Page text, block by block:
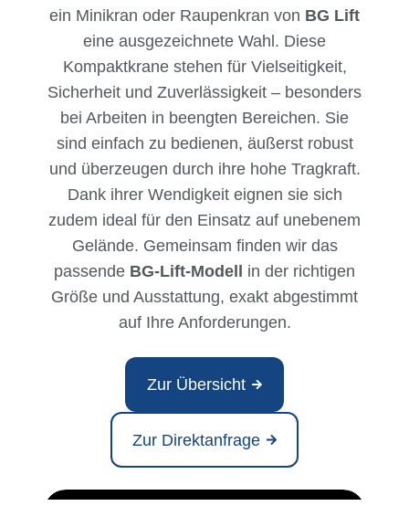
ein Minikran oder Raupenkran von BG Lift
eine ausgezeichnete Wahl. Diese
Kompaktkrane stehen für Vielseitigkeit,
Sicherheit und Zuverlässigkeit – besonders
bei Arbeiten in beengten Bereichen. Sie
sind einfach zu bedienen, äußerst robust
und überzeugen durch ihre hohe Tragkraft.
Dank ihrer Wendigkeit eignen sie sich
zudem ideal für den Einsatz auf unebenem
Gelände. Gemeinsam finden wir das
passende BG-Lift-Modell in der richtigen
Größe und Ausstattung, exakt abgestimmt
auf Ihre Anforderungen.
Zur Übersicht
Zur Direktanfrage